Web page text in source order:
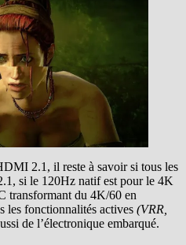
2.1, il reste à savoir si tous les
si le 120Hz natif est pour le 4K
transformant du 4K/60 en
les fonctionnalités actives (VRR,
de l’électronique embarqué.